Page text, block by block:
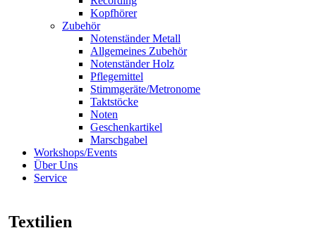
Kopfhörer
Zubehör
Notenständer Metall
Allgemeines Zubehör
Notenständer Holz
Pflegemittel
Stimmgeräte/Metronome
Taktstöcke
Noten
Geschenkartikel
Marschgabel
Workshops/Events
Über Uns
Service
Textilien